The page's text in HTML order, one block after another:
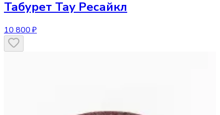
Табурет Тау Ресайкл
10 800 ₽